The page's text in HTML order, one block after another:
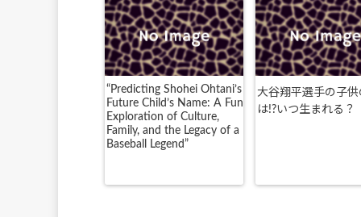
“Predicting Shohei Ohtani’s
Future Child’s Name: A Fun
Exploration of Culture,
Family, and the Legacy of a
Baseball Legend”
大谷翔平選手の子供
は!?いつ生まれる？